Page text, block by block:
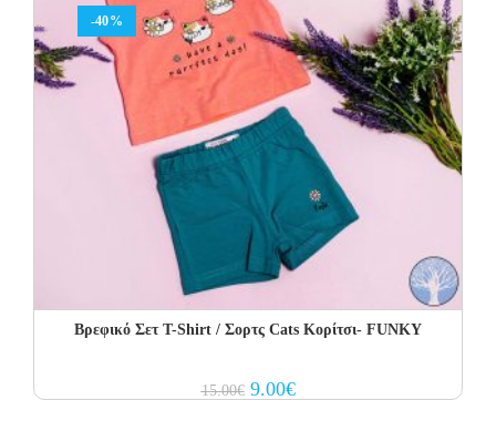
-40%
Βρεφικό Σετ Τ-Shirt / Σορτς Cats Κορίτσι- FUNKY
15.00€ Original
price
9.00€Current
price